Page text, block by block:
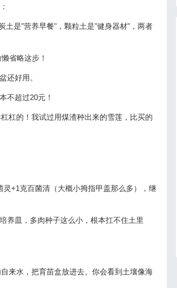
土是"营养早餐"，颗粒土是"健身器材"，两者
省略这步！
还好用。
不超过20元！
杠的！我试过用煤渣种出来的雪莲，比买的
+1克百菌清（大概小拇指甲盖那么多），继
皿，多肉种子这么小，根本扛不住土里
来水，把育苗盒放进去。你会看到土壤像海